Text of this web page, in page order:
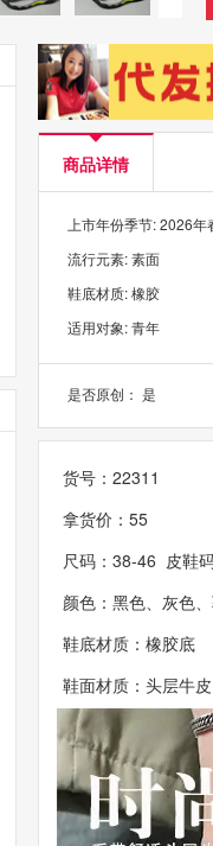
商品详情
上市年份季节: 2026年
流行元素: 素面
鞋底材质: 橡胶
适用对象: 青年
是否原创： 是
货号：22311
拿货价：55
尺码：38-46 皮鞋
颜色：黑色、灰色
鞋底材质：橡胶底
鞋面材质：头层牛皮